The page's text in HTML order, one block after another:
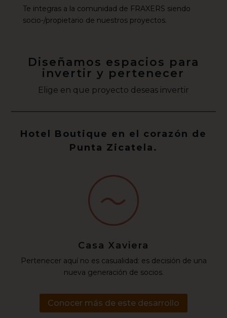
Te integras a la comunidad de FRAXERS siendo
socio-/propietario de nuestros proyectos.
Diseñamos espacios para
invertir y pertenecer
Elige en que proyecto deseas invertir
Hotel Boutique en el corazón de
Punta Zicatela.
Casa Xaviera
Pertenecer aquí no es casualidad: es decisión de una
nueva generación de socios.
Conocer más de este desarrollo